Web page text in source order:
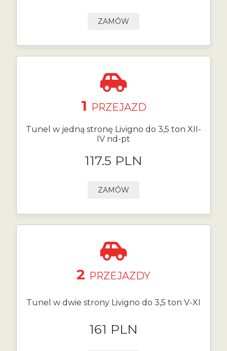
ZAMÓW
1 PRZEJAZD
Tunel w jedną stronę Livigno do 3,5 ton XII-
IV nd-pt
117.5 PLN
ZAMÓW
2 PRZEJAZDY
Tunel w dwie strony Livigno do 3,5 ton V-XI
161 PLN